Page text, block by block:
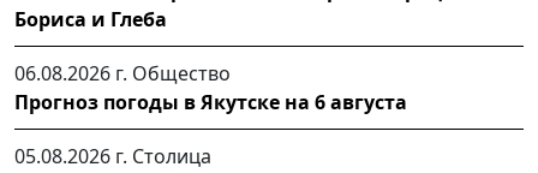
Бориса и Глеба
06.08.2026 г. Общество
Прогноз погоды в Якутске на 6 августа
05.08.2026 г. Столица